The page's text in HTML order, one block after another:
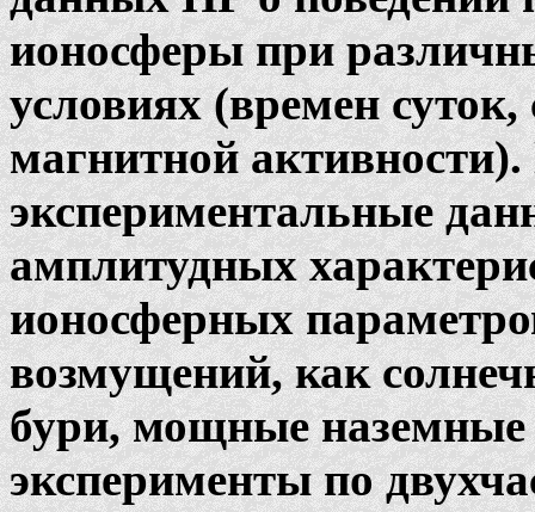
ионосферы при
условиях (времен
магнитной
экспериментальные
амплитудных
ионосферных
возмущений, как
бури, мощные
эксперименты по